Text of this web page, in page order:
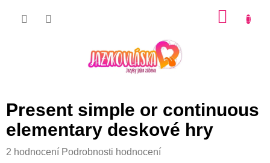
Present simple or continuous
elementary deskové hry
Průměrné
2 hodnocení Podrobnosti hodnocení